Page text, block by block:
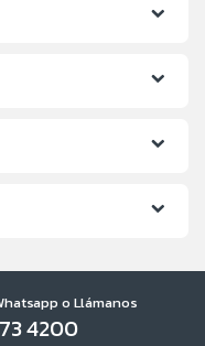
o Llámanos
4200